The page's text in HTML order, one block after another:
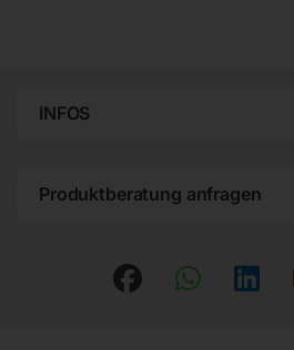
INFOS
Produktberatung anfragen